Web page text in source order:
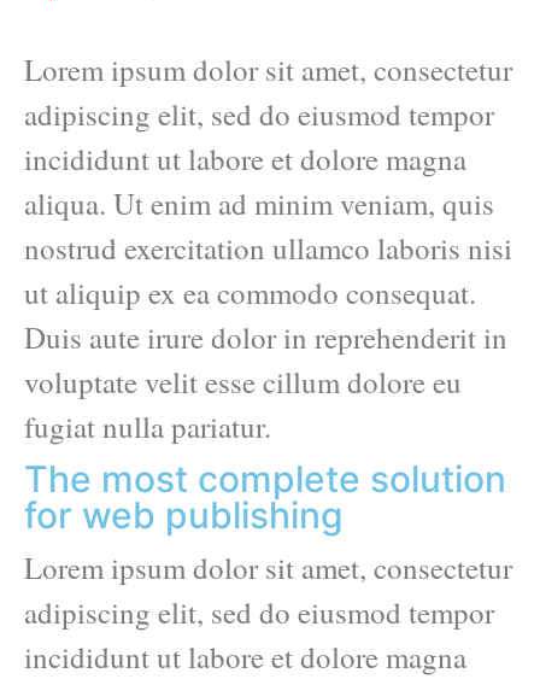
Lorem ipsum dolor sit amet, consectetur
adipiscing elit, sed do eiusmod tempor
incididunt ut labore et dolore magna
aliqua. Ut enim ad minim veniam, quis
nostrud exercitation ullamco laboris nisi
ut aliquip ex ea commodo consequat.
Duis aute irure dolor in reprehenderit in
voluptate velit esse cillum dolore eu
fugiat nulla pariatur.
The most complete solution
for web publishing
Lorem ipsum dolor sit amet, consectetur
adipiscing elit, sed do eiusmod tempor
incididunt ut labore et dolore magna